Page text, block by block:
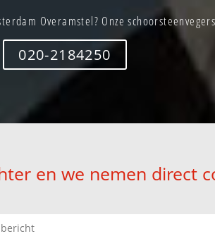
Overamstel? Onze
020-2184250
en we nemen direct